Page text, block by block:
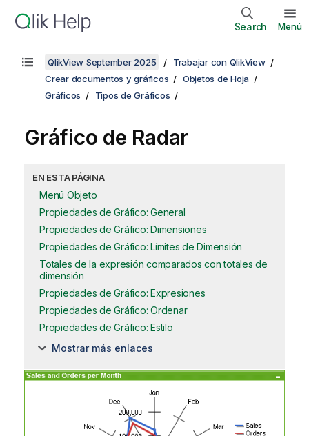
Search Menú
QlikView September 2025
Trabajar con QlikView
Crear documentos y gráficos
Objetos de Hoja
Gráficos
Tipos de Gráficos
Gráfico de Radar
EN ESTA PÁGINA
Menú Objeto
Propiedades de Gráfico: General
Propiedades de Gráfico: Dimensiones
Propiedades de Gráfico: Límites de Dimensión
Totales de la expresión comparados con totales de
dimensión
Propiedades de Gráfico: Expresiones
Propiedades de Gráfico: Ordenar
Propiedades de Gráfico: Estilo
Mostrar más enlaces